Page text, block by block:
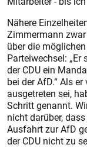
Nähere
Zimmermann
über die
Parteiwechsel:
der CDU ein
bei der AfD.“ Als
ausgetreten sei,
Schritt genannt.
nicht darüber,
Ausfahrt zur AfD
der CDU nicht zu